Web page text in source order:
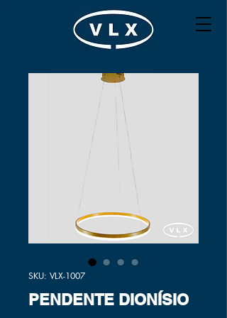
SKU: VLX-1007
PENDENTE DIONÍSIO